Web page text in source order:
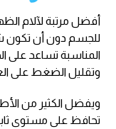
أفضل مرتبة لآلام
للجسم دون أن تكون
المناسبة تساعد على
وتقليل الضغط على
ويفضل الكثير من
تحافظ على مستوى